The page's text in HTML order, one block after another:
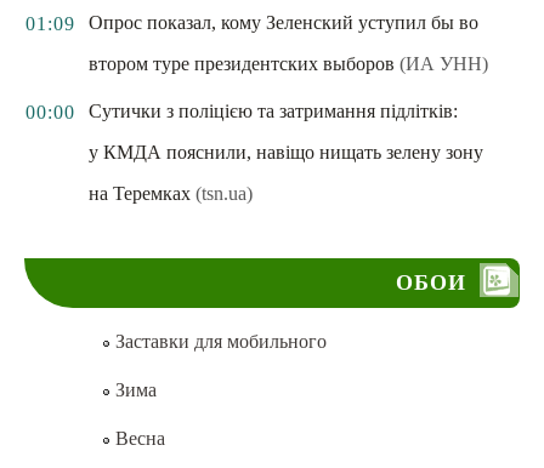
01:09
Опрос показал, кому Зеленский уступил бы во
втором туре президентских выборов (ИА УНН)
00:00
Сутички з поліцією та затримання підлітків:
у КМДА пояснили, навіщо нищать зелену зону
на Теремках (tsn.ua)
ОБОИ
Заставки для мобильного
Зима
Весна